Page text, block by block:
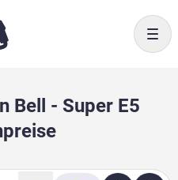
Bell - Super E5